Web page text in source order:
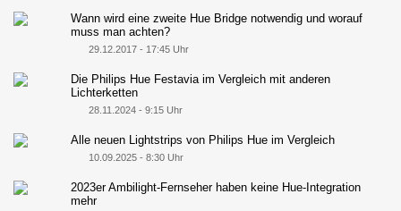
Wann wird eine zweite Hue Bridge notwendig und worauf
muss man achten?
29.12.2017 - 17:45 Uhr
Die Philips Hue Festavia im Vergleich mit anderen
Lichterketten
28.11.2024 - 9:15 Uhr
Alle neuen Lightstrips von Philips Hue im Vergleich
10.09.2025 - 8:30 Uhr
2023er Ambilight-Fernseher haben keine Hue-Integration
mehr